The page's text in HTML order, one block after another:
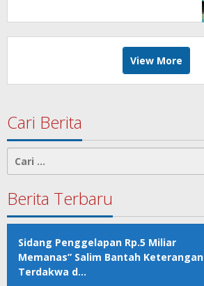
View More
Cari Berita
untuk:
Berita Terbaru
Sidang Penggelapan Rp.5 Miliar
Memanas” Salim Bantah Keterangan
Terdakwa d…